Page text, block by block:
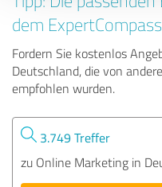
dem ExpertCompass
Fordern Sie kostenlos
Deutschland, die von
empfohlen wurden.
3.749 Treffer
zu Online Marketing in